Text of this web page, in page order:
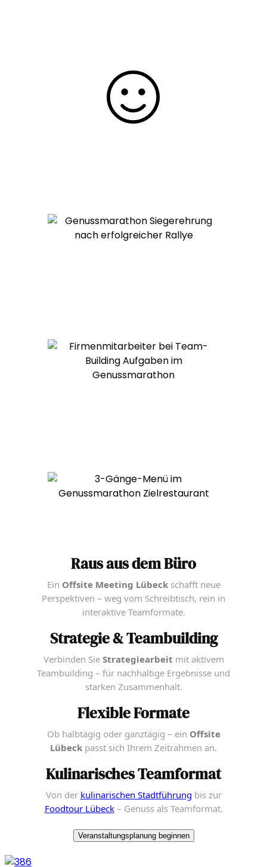
Raus aus dem Büro
Ein Offsite Meeting Lübeckschafft neue
Perspektiven – weg vom Schreibtisch, rein in
interaktive Teamformate.
Strategie & Teambuilding
Verbinden Sie Strategiearbeit mit aktivem
Teambuilding – für nachhaltige Ergebnisse und
starken Zusammenhalt.
Flexible Formate
Ob halbtägig oder ganztägig – ein Offsite
Lübeck passt sich Ihrem Zeitrahmen an.
Kulinarisches Teamformat
Von der kulinarischen Stadtführung bis zur
Foodtour Lübeck– Genuss als Teamformat.
Veranstaltungsplanung beginnen